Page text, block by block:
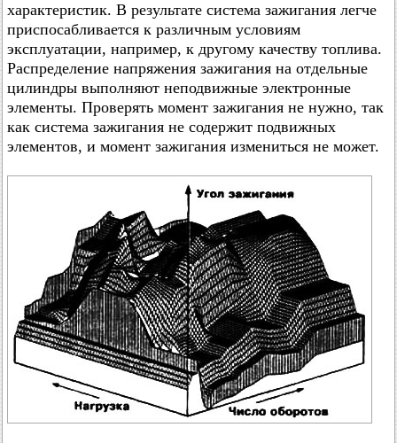
характеристик. В результате система зажигания легче
приспосабливается к различным условиям
эксплуатации, например, к другому качеству топлива.
Распределение напряжения зажигания на отдельные
цилиндры выполняют неподвижные электронные
элементы. Проверять момент зажигания не нужно, так
как система зажигания не содержит подвижных
элементов, и момент зажигания измениться не может.